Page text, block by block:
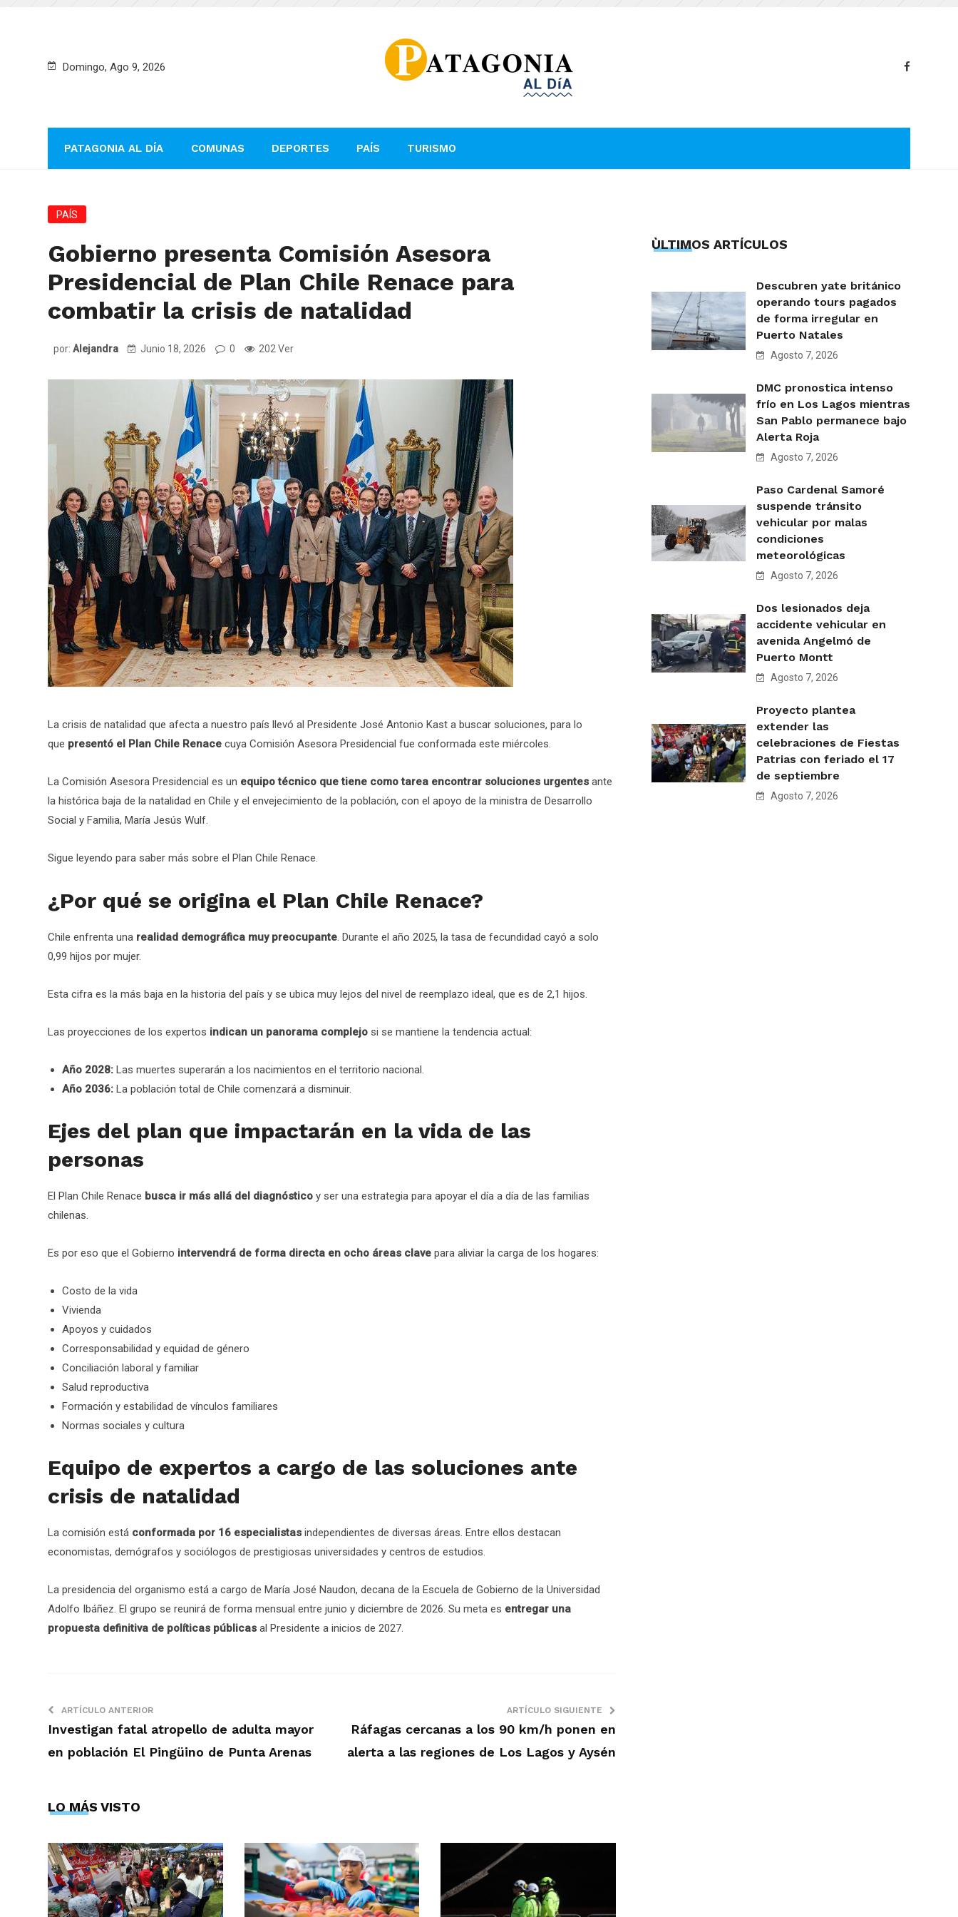
Domingo, Ago 9, 2026
PATAGONIA AL DÍA COMUNAS DEPORTES PAÍS TURISMO
PAÍS
Gobierno presenta Comisión Asesora
Presidencial de Plan Chile Renace para
combatir la crisis de natalidad
por: Alejandra Junio 18, 2026 0 202 Ver
La crisis de natalidad que afecta a nuestro país llevó al Presidente José Antonio Kast a buscar soluciones, para lo
que presentó el Plan Chile Renace cuya Comisión Asesora Presidencial fue conformada este miércoles.
La Comisión Asesora Presidencial es un equipo técnico que tiene como tarea encontrar soluciones urgentes ante
la histórica baja de la natalidad en Chile y el envejecimiento de la población, con el apoyo de la ministra de Desarrollo
Social y Familia, María Jesús Wulf.
Sigue leyendo para saber más sobre el Plan Chile Renace.
¿Por qué se origina el Plan Chile Renace?
Chile enfrenta una realidad demográfica muy preocupante. Durante el año 2025, la tasa de fecundidad cayó a solo
0,99 hijos por mujer.
Esta cifra es la más baja en la historia del país y se ubica muy lejos del nivel de reemplazo ideal, que es de 2,1 hijos.
Las proyecciones de los expertos indican un panorama complejo si se mantiene la tendencia actual:
Año 2028: Las muertes superarán a los nacimientos en el territorio nacional.
Año 2036: La población total de Chile comenzará a disminuir.
Ejes del plan que impactarán en la vida de las
personas
El Plan Chile Renace busca ir más allá del diagnóstico y ser una estrategia para apoyar el día a día de las familias
chilenas.
Es por eso que el Gobierno intervendrá de forma directa en ocho áreas clave para aliviar la carga de los hogares:
Costo de la vida
Vivienda
Apoyos y cuidados
Corresponsabilidad y equidad de género
Conciliación laboral y familiar
Salud reproductiva
Formación y estabilidad de vínculos familiares
Normas sociales y cultura
Equipo de expertos a cargo de las soluciones ante
crisis de natalidad
La comisión está conformada por 16 especialistas independientes de diversas áreas. Entre ellos destacan
economistas, demógrafos y sociólogos de prestigiosas universidades y centros de estudios.
La presidencia del organismo está a cargo de María José Naudon, decana de la Escuela de Gobierno de la Universidad
Adolfo Ibáñez. El grupo se reunirá de forma mensual entre junio y diciembre de 2026. Su meta es entregar una
propuesta definitiva de políticas públicas al Presidente a inicios de 2027.
ARTÍCULO ANTERIOR
Investigan fatal atropello de adulta mayor
en población El Pingüino de Punta Arenas
ARTÍCULO SIGUIENTE
Ráfagas cercanas a los 90 km/h ponen en
alerta a las regiones de Los Lagos y Aysén
LO MÁS VISTO
ÙLTIMOS ARTÍCULOS
Descubren yate británico
operando tours pagados
de forma irregular en
Puerto Natales
Agosto 7, 2026
DMC pronostica intenso
frío en Los Lagos mientras
San Pablo permanece bajo
Alerta Roja
Agosto 7, 2026
Paso Cardenal Samoré
suspende tránsito
vehicular por malas
condiciones
meteorológicas
Agosto 7, 2026
Dos lesionados deja
accidente vehicular en
avenida Angelmó de
Puerto Montt
Agosto 7, 2026
Proyecto plantea
extender las
celebraciones de Fiestas
Patrias con feriado el 17
de septiembre
Agosto 7, 2026